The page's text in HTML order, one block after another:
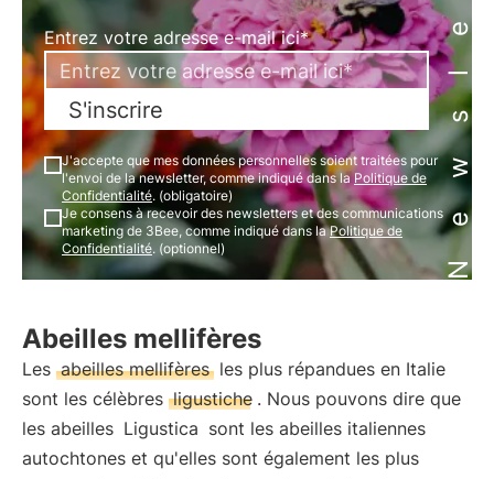
Entrez votre adresse e-mail ici*
S'inscrire
J'accepte que mes données personnelles soient traitées pour
l'envoi de la newsletter, comme indiqué dans laPolitique de
Confidentialité. (obligatoire)
Je consens à recevoir des newsletters et des communications
marketing de 3Bee, comme indiqué dans laPolitique de
Confidentialité. (optionnel)
Abeilles mellifères
Les abeilles mellifères les plus répandues en Italie
sont les célèbres ligustiche . Nous pouvons dire que
les abeilles Ligustica sont les abeilles italiennes
autochtones et qu'elles sont également les plus